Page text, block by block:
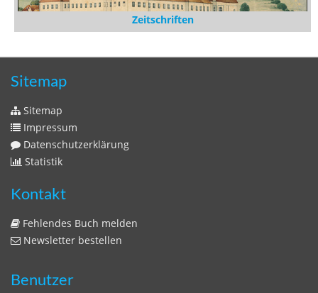
Sitemap
Sitemap
Statistik